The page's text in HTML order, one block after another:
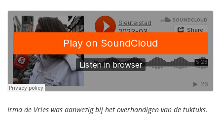
Irma de Vries was aanwezig bij het overhandigen van de tuktuks.